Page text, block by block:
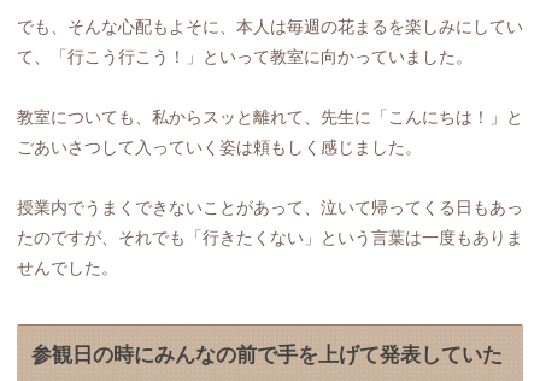
でも、そんな心配もよそに、本人は毎週の花まるを楽しみにしてい
て、「行こう行こう！」といって教室に向かっていました。
教室についても、私からスッと離れて、先生に「こんにちは！」と
ごあいさつして入っていく姿は頼もしく感じました。
授業内でうまくできないことがあって、泣いて帰ってくる日もあっ
たのですが、それでも「行きたくない」という言葉は一度もありま
せんでした。
参観日の時にみんなの前で手を上げて発表していた